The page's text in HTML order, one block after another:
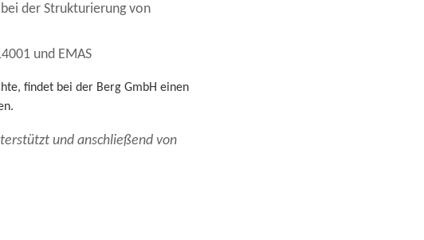
der Strukturierung von
und EMAS
findet bei der Berg GmbH einen
und anschließend von